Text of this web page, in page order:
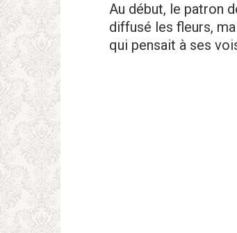
Au début, le patron
diffusé les fleurs,
qui pensait à ses